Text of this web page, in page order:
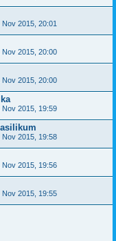
Nov 2015, 20:01
Nov 2015, 20:00
Nov 2015, 20:00
Nov 2015, 19:59
Nov 2015, 19:58
Nov 2015, 19:56
Nov 2015, 19:55